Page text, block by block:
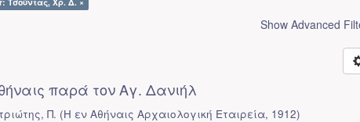
Show Advanced
παρά τον Αγ. Δανιήλ
Π. (Η εν Αθήναις Αρχαιολογική Εταιρεία, 1912)